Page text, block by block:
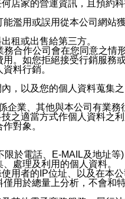
店家的營運資訊，且預
濫用或誤用從本公司網
租或出售給第三方。
合作公司會在您同意之
。如您拒絕接受行銷服
料行銷。
，以及您的個人資料蒐集
業、其他與本公司有業務
之適當方式作個人資料之
對象。
於電話、E-MAIL及地址
處理及利用的個人資料。
用者的IP位址、以及在本
用於總量上分析，不會和特